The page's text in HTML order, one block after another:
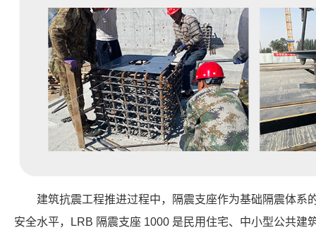
建筑抗震工程推进过程中，隔震支座作为基础隔震体系
安全水平，LRB 隔震支座 1000 是民用住宅、中小型公共建